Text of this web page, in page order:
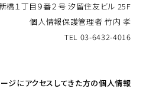
橋１丁目９番２号 汐留住友ビル 25F
個人情報保護管理者 竹内 孝
TEL 03-6432-4016
ジにアクセスしてきた方の個人情報